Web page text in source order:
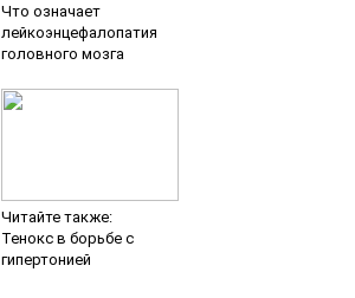
Что означает
лейкоэнцефалопатия
головного мозга
Читайте также:
Тенокс в борьбе с
гипертонией